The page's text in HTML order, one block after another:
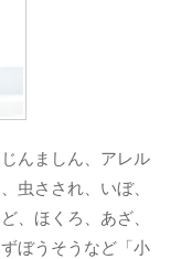
んましん、アレル
虫さされ、いぼ、
、ほくろ、あざ、
ぼうそうなど「小